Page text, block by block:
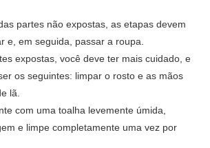
partes não expostas, as etapas devem
e, em seguida, passar a roupa.
expostas, você deve ter mais cuidado, e
os seguintes: limpar o rosto e as mãos
lã.
com uma toalha levemente úmida,
e limpe completamente uma vez por